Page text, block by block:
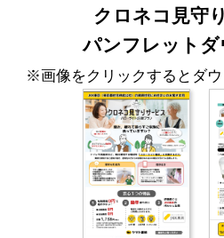
クロネコ見守
パンフレットダ
※画像をクリックするとダ